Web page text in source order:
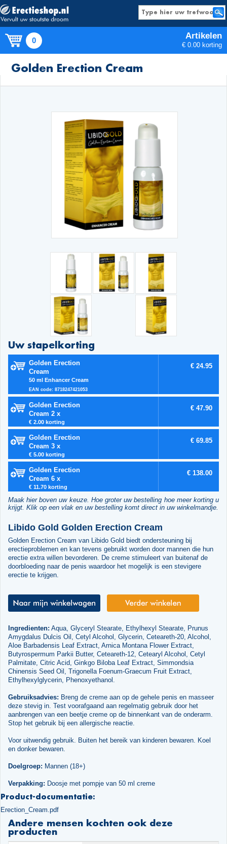
0 Artikelen
€ 0.00 korting
Producten
Golden Erection Cream
Uw stapelkorting
Golden Erection
Cream
50 ml Enhancer Cream
EAN code: 8718247421053
€ 24.95
Golden Erection
Cream 2 x
€ 2.00 korting
€ 47.90
Golden Erection
Cream 3 x
€ 5.00 korting
€ 69.85
Golden Erection
Cream 6 x
€ 11.70 korting
€ 138.00
Maak hier boven uw keuze. Hoe groter uw bestelling hoe meer korting u
krijgt. Klik op een vlak en uw bestelling komt direct in uw winkelmandje.
Libido Gold Golden Erection Cream
Golden Erection Cream van Libido Gold biedt ondersteuning bij
erectieproblemen en kan tevens gebruikt worden door mannen die hun
erectie extra willen bevorderen. De creme stimuleert van buitenaf de
doorbloeding naar de penis waardoor het mogelijk is een stevigere
erectie te krijgen.
Ingredienten: Aqua, Glyceryl Stearate, Ethylhexyl Stearate, Prunus
Amygdalus Dulcis Oil, Cetyl Alcohol, Glycerin, Ceteareth-20, Alcohol,
Aloe Barbadensis Leaf Extract, Arnica Montana Flower Extract,
Butyrospermum Parkii Butter, Ceteareth-12, Cetearyl Alcohol, Cetyl
Palmitate, Citric Acid, Ginkgo Biloba Leaf Extract, Simmondsia
Chinensis Seed Oil, Trigonella Foenum-Graecum Fruit Extract,
Ethylhexylglycerin, Phenoxyethanol.
Gebruiksadvies: Breng de creme aan op de gehele penis en masseer
deze stevig in. Test voorafgaand aan regelmatig gebruik door het
aanbrengen van een beetje creme op de binnenkant van de onderarm.
Stop het gebruik bij een allergische reactie.
Voor uitwendig gebruik. Buiten het bereik van kinderen bewaren. Koel
en donker bewaren.
Doelgroep: Mannen (18+)
Verpakking: Doosje met pompje van 50 ml creme
Product-documentatie:
Erection_Cream.pdf
Andere mensen kochten ook deze
producten